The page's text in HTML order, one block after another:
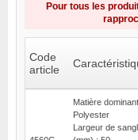
Pour tous les
Code
article
Matière
Polyester
Largeur de